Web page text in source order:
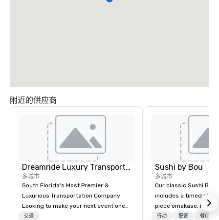
附近的供应商
Dreamride Luxury Transportation
多城市
South Florida's Most Premier &
Luxurious Transportation Company
Looking to make your next event one
to remember? With DreamRide Luxury
交通
Sushi by Bou
多城市
Our classic Sushi By
includes a timed
piece omakase. For
chef’s counter, and
行动 配餐 餐厅/酒